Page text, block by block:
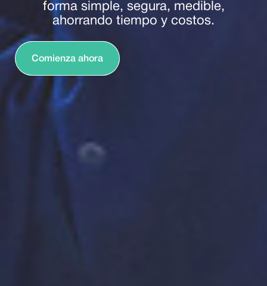
forma simple, segura, medible,
ahorrando tiempo y costos.
Comienza ahora